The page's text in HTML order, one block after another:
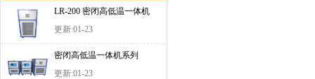
LR-200 密闭高低温一体机
更新:01-23
密闭高低温一体机系列
更新:01-23